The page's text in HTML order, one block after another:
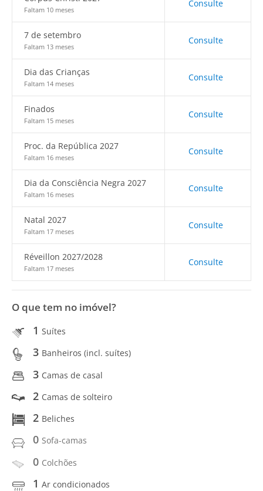
Faltam 10 meses
Consulte
7 de setembro
Faltam 13 meses
Consulte
Dia das Crianças
Faltam 14 meses
Consulte
Finados
Faltam 15 meses
Consulte
Proc. da República 2027
Faltam 16 meses
Consulte
Dia da Consciência Negra 2027
Faltam 16 meses
Consulte
Natal 2027
Faltam 17 meses
Consulte
Réveillon 2027/2028
Faltam 17 meses
Consulte
O que tem no imóvel?
1 Suítes
3 Banheiros (incl. suítes)
3 Camas de casal
2 Camas de solteiro
2 Beliches
0 Sofa-camas
0 Colchões
1 Ar condicionados